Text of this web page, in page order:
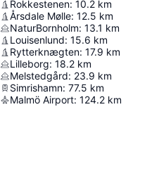
Rokkestenen: 10.2 km
Årsdale Mølle: 12.5 km
NaturBornholm: 13.1 km
Louisenlund: 15.6 km
Rytterknægten: 17.9 km
Lilleborg: 18.2 km
Melstedgård: 23.9 km
Simrishamn: 77.5 km
Malmö Airport: 124.2 km